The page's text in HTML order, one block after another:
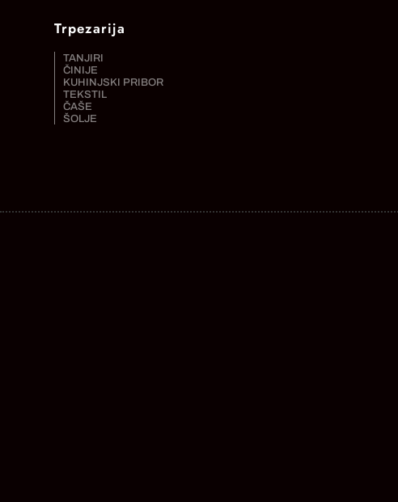
Trpezarija
TANJIRI
ČINIJE
KUHINJSKI PRIBOR
TEKSTIL
ČAŠE
ŠOLJE